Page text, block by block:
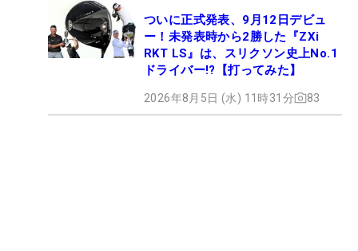
ついに正式発表、9月12日デビュ
ー！未発表時から2勝した『ZXi
RKT LS』は、スリクソン史上No.1
ドライバー!?【打ってみた】
2026年8月5日 (水) 11時31分 83